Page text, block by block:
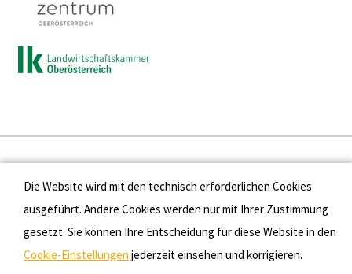
Presse
Kontakt
Datenschutz
Die Website wird mit den technisch erforderlichen Cookies
ausgeführt. Andere Cookies werden nur mit Ihrer Zustimmung
gesetzt. Sie können Ihre Entscheidung für diese Website in den
Cookie-Einstellungen jederzeit einsehen und korrigieren.